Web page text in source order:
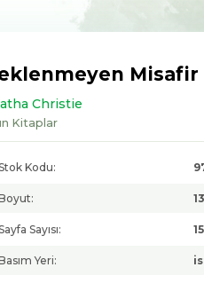
Misafir
Christie
Kitaplar
Kodu:
Sayısı:
Yeri: